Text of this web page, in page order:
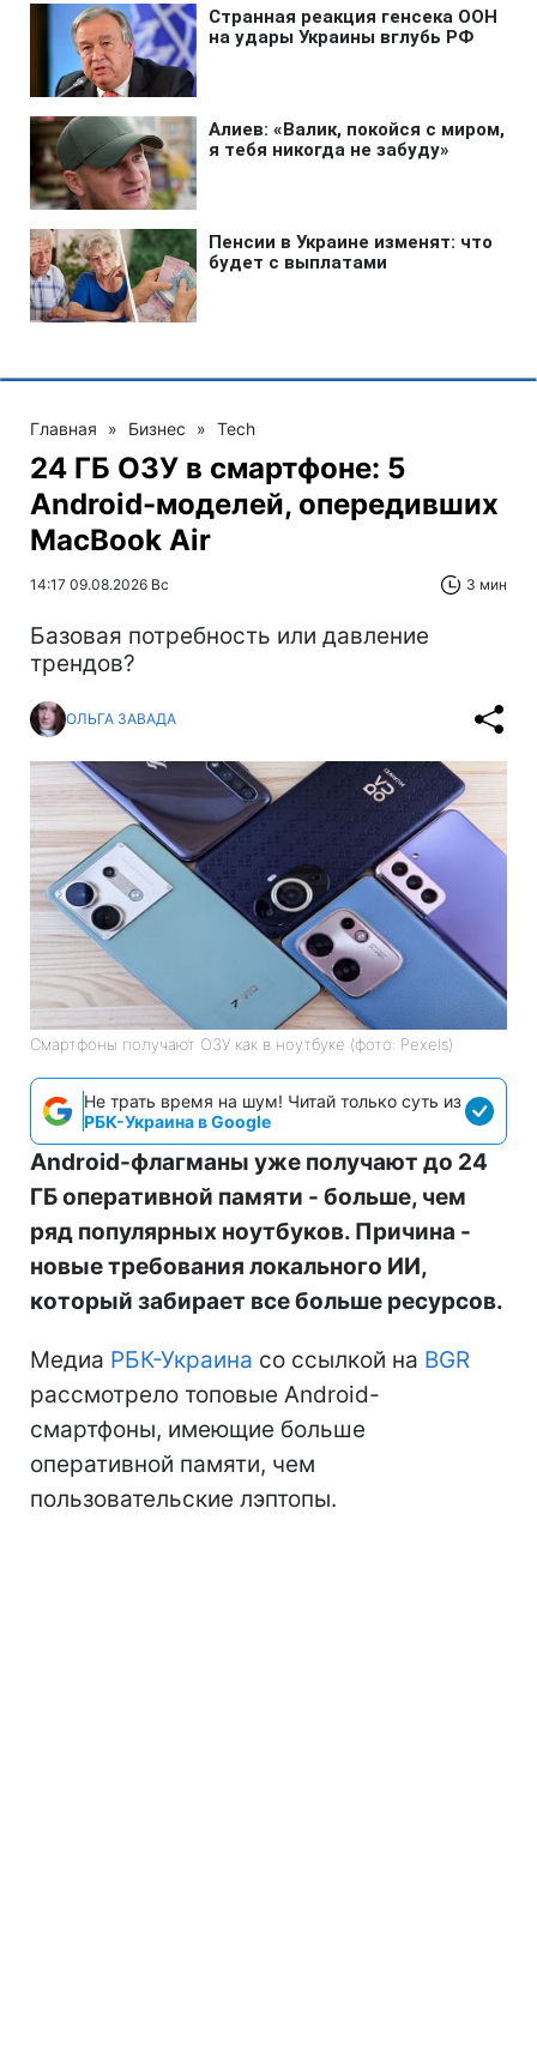
Главная » Бизнес » Tech
24 ГБ ОЗУ в смартфоне: 5
Android-моделей, опередивших
MacBook Air
14:17 09.08.2026 Вс 3 мин
Базовая потребность или давление
трендов?
ОЛЬГА ЗАВАДА
Смартфоны получают ОЗУ как в ноутбуке (фото: Pexels)
Не трать время на шум! Читай только суть из
РБК-Украина в Google
Android-флагманы уже получают до 24
ГБ оперативной памяти - больше, чем
ряд популярных ноутбуков. Причина -
новые требования локального ИИ,
который забирает все больше ресурсов.
Медиа РБК-Украина со ссылкой на BGR
рассмотрело топовые Android-
смартфоны, имеющие больше
оперативной памяти, чем
пользовательские лэптопы.